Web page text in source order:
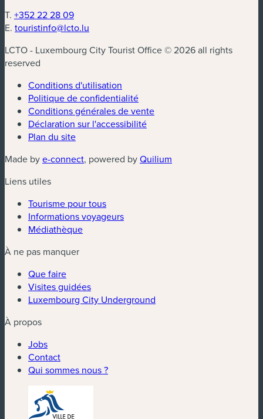
T. +352 22 28 09
E. touristinfo@lcto.lu
LCTO - Luxembourg City Tourist Office © 2026 all rights
reserved
Conditions d'utilisation
Politique de confidentialité
Conditions générales de vente
Déclaration sur l'accessibilité
Plan du site
Made bye-connect(nouvelle fenêtre)
, powered byQuilium
Liens utiles
Tourisme pour tous
Informations voyageurs
Médiathèque
À ne pas manquer
Que faire
Visites guidées
Luxembourg City Underground
À propos
Jobs
Contact
Qui sommes nous ?